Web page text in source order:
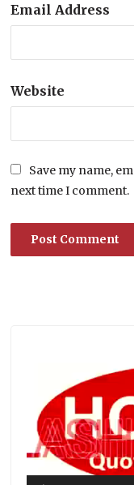
Email Address
Website
Save my name,
next time I comment.